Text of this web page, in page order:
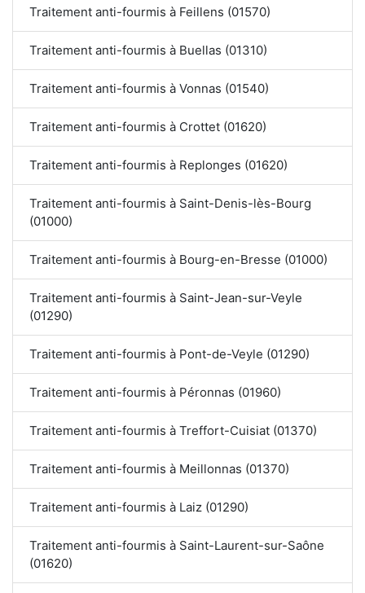
Traitement anti-fourmis à Feillens (01570)
Traitement anti-fourmis à Buellas (01310)
Traitement anti-fourmis à Vonnas (01540)
Traitement anti-fourmis à Crottet (01620)
Traitement anti-fourmis à Replonges (01620)
Traitement anti-fourmis à Saint-Denis-lès-Bourg
(01000)
Traitement anti-fourmis à Bourg-en-Bresse (01000)
Traitement anti-fourmis à Saint-Jean-sur-Veyle
(01290)
Traitement anti-fourmis à Pont-de-Veyle (01290)
Traitement anti-fourmis à Péronnas (01960)
Traitement anti-fourmis à Treffort-Cuisiat (01370)
Traitement anti-fourmis à Meillonnas (01370)
Traitement anti-fourmis à Laiz (01290)
Traitement anti-fourmis à Saint-Laurent-sur-Saône
(01620)